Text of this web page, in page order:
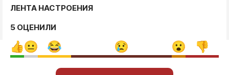
ЛЕНТА НАСТРОЕНИЯ
5 ОЦЕНИЛИ